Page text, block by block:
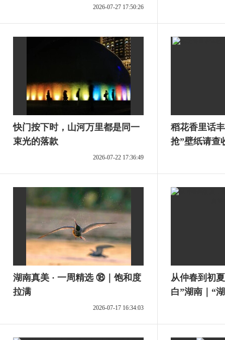
2026-07-27 17:50:26
快门按下时，山河万里都是同一
束光的落款
2026-07-22 17:36:49
稻花香里话
抢”壁纸请查
湖南真美 · 一周精选 ⑱｜饱和度
拉满
2026-07-17 16:34:03
从仲春到初
白”湖南｜“